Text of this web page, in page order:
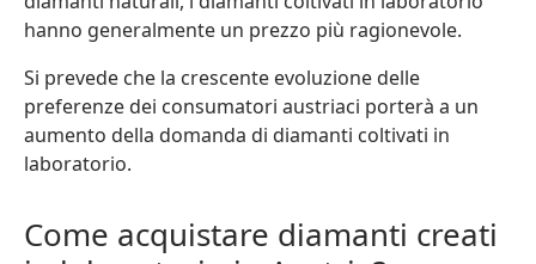
hanno generalmente un prezzo più ragionevole.
Si prevede che la crescente evoluzione delle
preferenze dei consumatori austriaci porterà a un
aumento della domanda di diamanti coltivati in
laboratorio.
Come acquistare diamanti creati